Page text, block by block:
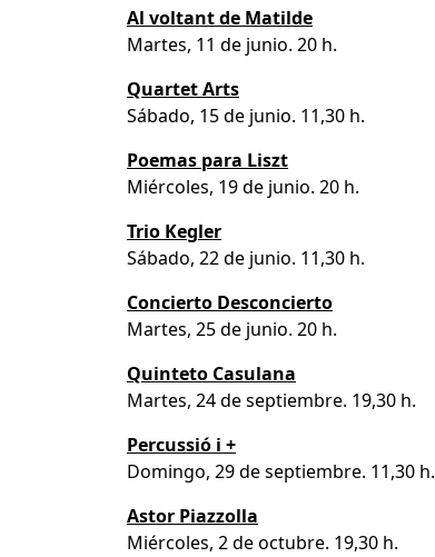
Al voltant de Matilde
Martes, 11 de junio. 20 h.
Quartet Arts
Sábado, 15 de junio. 11,30 h.
Poemas para Liszt
Miércoles, 19 de junio. 20 h.
Trio Kegler
Sábado, 22 de junio. 11,30 h.
Concierto Desconcierto
Martes, 25 de junio. 20 h.
Quinteto Casulana
Martes, 24 de septiembre. 19,30 h.
Percussió i +
Domingo, 29 de septiembre. 11,30 h.
Astor Piazzolla
Miércoles, 2 de octubre. 19,30 h.